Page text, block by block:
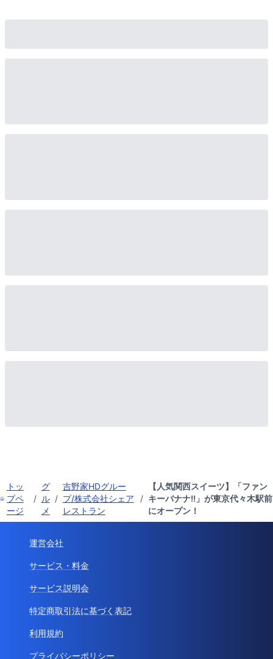
トッ
プペ
ージ
/
グ
ル
メ
/
吉野家HDグルー
プ/株式会社シェア
レストラン
/
【人気関西スイーツ】「ファン
キーバナナ!!」が東京代々木駅前
にオープン！
運営会社
サービス・料金
サービス説明会
特定商取引法に基づく表記
利用規約
プライバシーポリシー